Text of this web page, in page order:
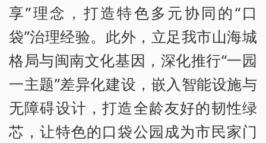
享”理念，打造特色多元协同的“口
袋”治理经验。此外，立足我市山海城
格局与闽南文化基因，深化推行“一园
一主题”差异化建设，嵌入智能设施与
无障碍设计，打造全龄友好的韧性绿
芯，让特色的口袋公园成为市民家门